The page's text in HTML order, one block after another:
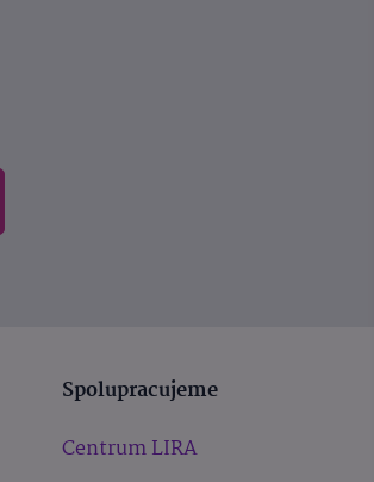
Spolupracujeme
Centrum LIRA